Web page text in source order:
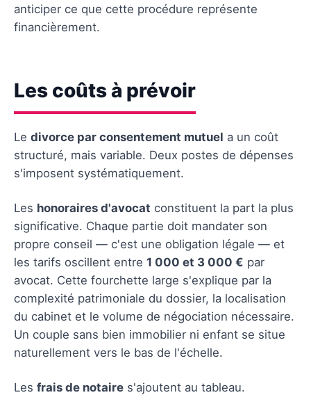
anticiper ce que cette procédure représente
financièrement.
Les coûts à prévoir
Le divorce par consentement mutuel a un coût
structuré, mais variable. Deux postes de dépenses
s'imposent systématiquement.
Les honoraires d'avocat constituent la part la plus
significative. Chaque partie doit mandater son
propre conseil — c'est une obligation légale — et
les tarifs oscillent entre 1 000 et 3 000 € par
avocat. Cette fourchette large s'explique par la
complexité patrimoniale du dossier, la localisation
du cabinet et le volume de négociation nécessaire.
Un couple sans bien immobilier ni enfant se situe
naturellement vers le bas de l'échelle.
Les frais de notaire s'ajoutent au tableau.